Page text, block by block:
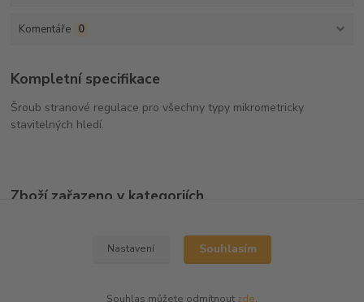
Komentáře 0
Kompletní specifikace
Šroub stranové regulace pro všechny typy mikrometricky
stavitelných hledí.
Zboží zařazeno v kategoriích
Nastavení Souhlasím
Souhlas můžete odmítnout zde.